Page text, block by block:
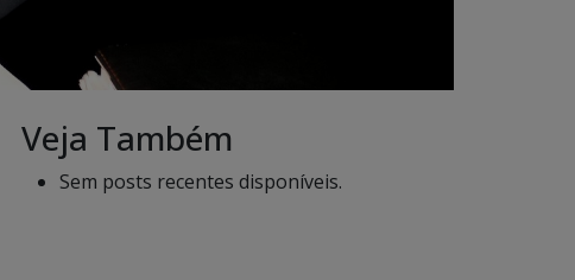
Veja Também
Sem posts recentes disponíveis.